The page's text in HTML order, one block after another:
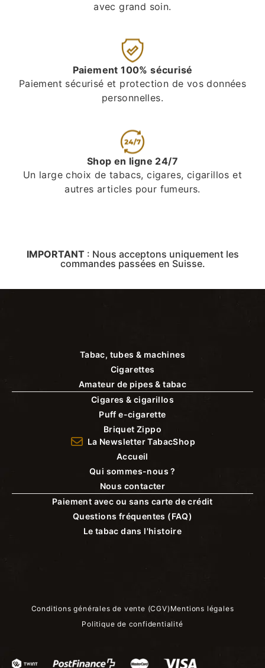
avec grand soin.
Paiement 100% sécurisé
Paiement sécurisé et protection de vos données
personnelles.
Shop en ligne 24/7
Un large choix de tabacs, cigares, cigarillos et
autres articles pour fumeurs.
IMPORTANT : Nous acceptons uniquement les
commandes passées en Suisse.
Tabac, tubes & machines
Cigarettes
Amateur de pipes & tabac
Cigares & cigarillos
Puff e-cigarette
Briquet Zippo
La Newsletter TabacShop
Accueil
Qui sommes-nous ?
Nous contacter
Paiement avec ou sans carte de crédit
Questions fréquentes (FAQ)
Le tabac dans l'histoire
Conditions générales de vente (CGV) Mentions légales
Politique de confidentialité